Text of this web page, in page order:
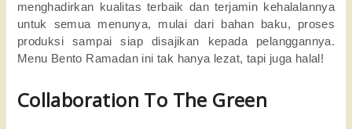
menghadirkan kualitas terbaik dan terjamin kehalalannya
untuk semua menunya, mulai dari bahan baku, proses
produksi sampai siap disajikan kepada pelanggannya.
Menu Bento Ramadan ini tak hanya lezat, tapi juga halal!
Collaboration To The Green